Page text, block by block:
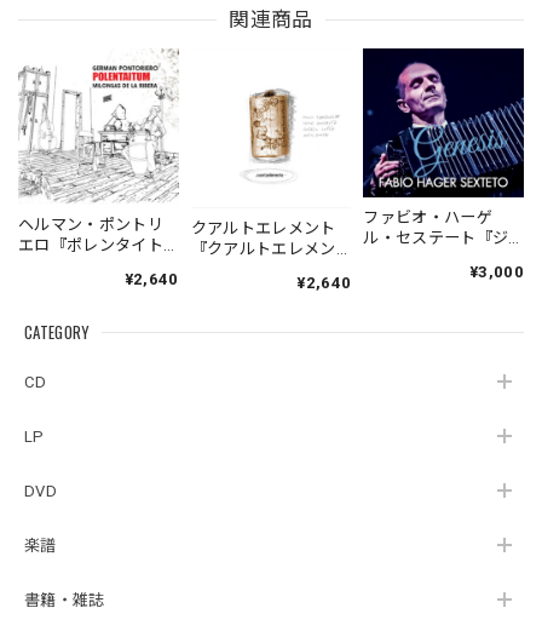
CATEGORY
CD
LP
DVD
楽譜
書籍・雑誌
関連商品
ヘルマン・ポントリ
エロ『ポレンタイト
Pontoriero『POLENT
la Ribera』
¥2,640
クアルトエレメント
『クアルトエレメン
Cuartoelemento『Cu
（007RECORDS-27）
¥2,640
ファビオ・ハーゲ
ル・セステート『ジ
¥3,000